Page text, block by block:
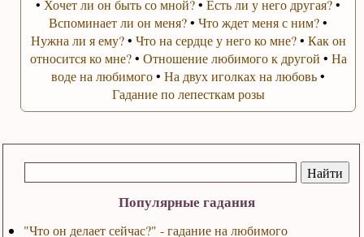
Популярные гадания
"Что он делает сейчас?" - гадание на любимого
• Хочет ли он быть со мной?•Есть ли у него другая?•
Вспоминает ли он меня?•Что ждет меня с ним?•
Нужна ли я ему?• Что на сердце у него ко мне?• Как он
относится ко мне?• Отношение любимого к другой • На
воде на любимого•На двух иголках на любовь•
Гадание по лепесткам розы